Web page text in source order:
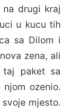
drugi kraj
u kucu tih
sa Dilom i
zena, ali
paket sa
ozenio.
mjesto.